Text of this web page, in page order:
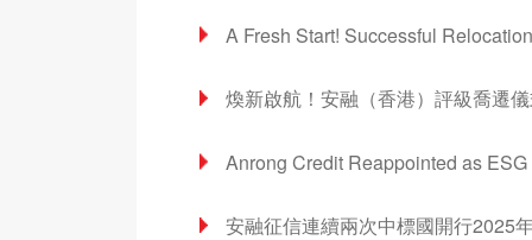
煥新啟航！安融（香港）評級喬遷
安融征信連續兩次中標國開行2025